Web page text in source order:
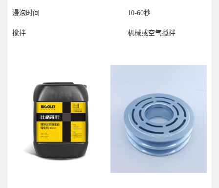
浸泡时间 10-60秒
搅拌 机械或空气搅拌